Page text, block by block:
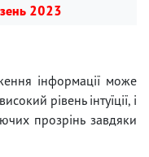
2023
інформації може
рівень інтуїції, і
прозрінь завдяки